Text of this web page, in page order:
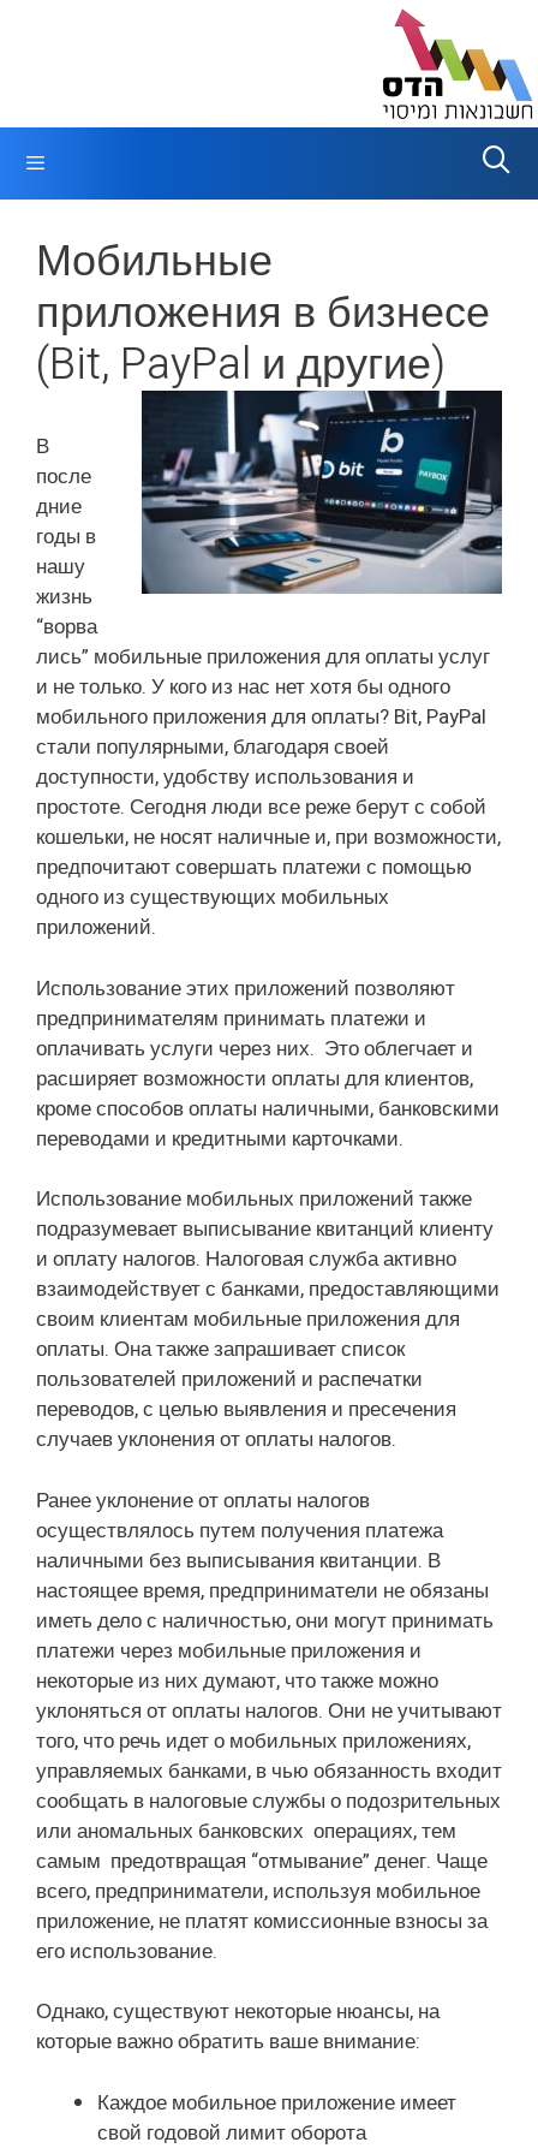
Мобильные
приложения в бизнесе
(Bit, PayPal и другие)
В
после
дние
годы в
нашу
жизнь
“ворва
лись” мобильные приложения для оплаты услуг
и не только. У кого из нас нет хотя бы одного
мобильного приложения для оплаты? Bit, PayPal
стали популярными, благодаря своей
доступности, удобству использования и
простоте. Сегодня люди все реже берут с собой
кошельки, не носят наличные и, при возможности,
предпочитают совершать платежи с помощью
одного из существующих мобильных
приложений.
Использование этих приложений позволяют
предпринимателям принимать платежи и
оплачивать услуги через них. Это облегчает и
расширяет возможности оплаты для клиентов,
кроме способов оплаты наличными, банковскими
переводами и кредитными карточками.
Использование мобильных приложений также
подразумевает выписывание квитанций клиенту
и оплату налогов. Налоговая служба активно
взаимодействует с банками, предоставляющими
своим клиентам мобильные приложения для
оплаты. Она также запрашивает список
пользователей приложений и распечатки
переводов, с целью выявления и пресечения
случаев уклонения от оплаты налогов.
Ранее уклонение от оплаты налогов
осуществлялось путем получения платежа
наличными без выписывания квитанции. В
настоящее время, предприниматели не обязаны
иметь дело с наличностью, они могут принимать
платежи через мобильные приложения и
некоторые из них думают, что также можно
уклоняться от оплаты налогов. Они не учитывают
того, что речь идет о мобильных приложениях,
управляемых банками, в чью обязанность входит
сообщать в налоговые службы о подозрительных
или аномальных банковских операциях, тем
самым предотвращая “отмывание” денег. Чаще
всего, предприниматели, используя мобильное
приложение, не платят комиссионные взносы за
его использование.
Однако, существуют некоторые нюансы, на
которые важно обратить ваше внимание:
Каждое мобильное приложение имеет
свой годовой лимит оборота